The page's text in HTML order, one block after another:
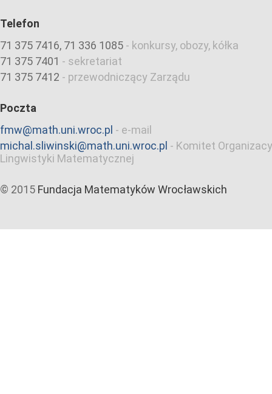
Telefon
71 375 7416, 71 336 1085 - konkursy, obozy, kółka
71 375 7401 - sekretariat
71 375 7412 - przewodniczący Zarządu
Poczta
fmw@math.uni.wroc.pl - e-mail
michal.sliwinski@math.uni.wroc.pl - Komitet
Lingwistyki Matematycznej
© 2015 Fundacja Matematyków Wrocławskich